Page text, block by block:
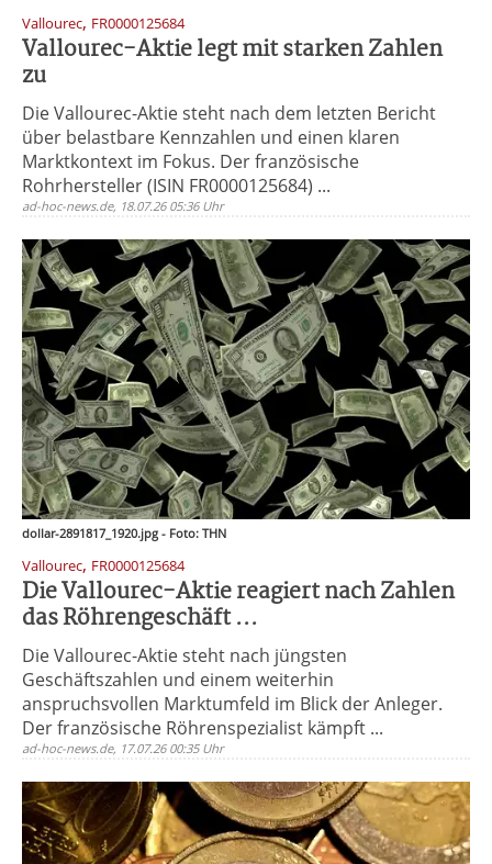
Vallourec, FR0000125684
Vallourec-Aktie legt mit starken Zahlen
zu
Die Vallourec-Aktie steht nach dem letzten Bericht
über belastbare Kennzahlen und einen klaren
Marktkontext im Fokus. Der französische
Rohrhersteller (ISIN FR0000125684) ...
ad-hoc-news.de, 18.07.26 05:36 Uhr
dollar-2891817_1920.jpg - Foto: THN
Vallourec, FR0000125684
Die Vallourec-Aktie reagiert nach Zahlen
das Röhrengeschäft ...
Die Vallourec-Aktie steht nach jüngsten
Geschäftszahlen und einem weiterhin
anspruchsvollen Marktumfeld im Blick der Anleger.
Der französische Röhrenspezialist kämpft ...
ad-hoc-news.de, 17.07.26 00:35 Uhr